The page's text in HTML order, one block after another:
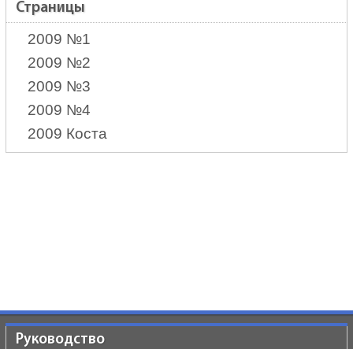
Страницы
2009 №1
2009 №2
2009 №3
2009 №4
2009 Коста
Руководство